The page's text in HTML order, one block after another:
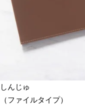
しんじゅ
（ファイルタイプ）